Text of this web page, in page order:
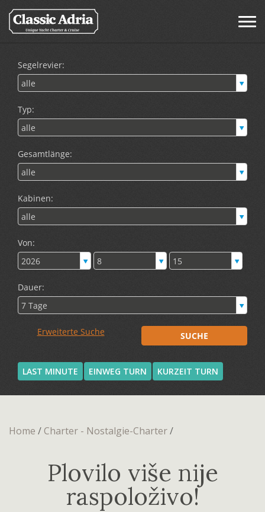
LAST MINUTE EINWEG TURN KURZEIT TURN
Home / Charter - Nostalgie-Charter/
Plovilo više nije
raspoloživo!